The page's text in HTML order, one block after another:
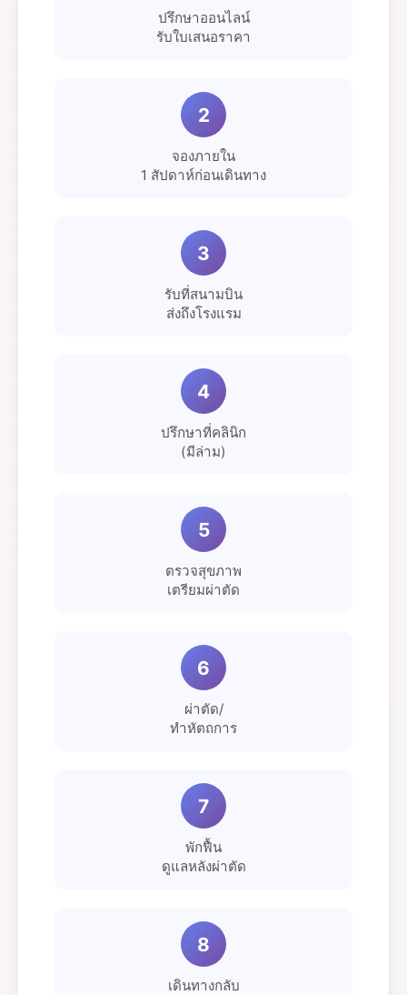
ปรึกษาออนไลน์
รับใบเสนอราคา
2
จองภายใน
1 สัปดาห์ก่อนเดินทาง
3
รับที่สนามบิน
ส่งถึงโรงแรม
4
ปรึกษาที่คลินิก
(มีล่าม)
5
ตรวจสุขภาพ
เตรียมผ่าตัด
6
ผ่าตัด/
ทำหัตถการ
7
พักฟื้น
ดูแลหลังผ่าตัด
8
เดินทางกลับ